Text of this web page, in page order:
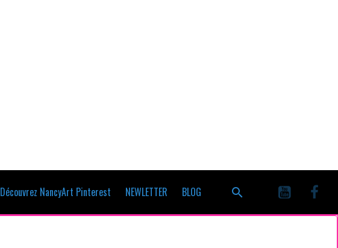
Découvrez NancyArt Pinterest NEWLETTER BLOG